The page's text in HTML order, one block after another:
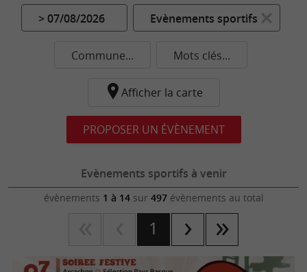
> 07/08/2026 Evènements sportifs
Commune... Mots clés...
Afficher la carte
PROPOSER UN ÉVÈNEMENT
Evènements sportifs à venir
évènements 1 à 14sur 497évènements au total
1